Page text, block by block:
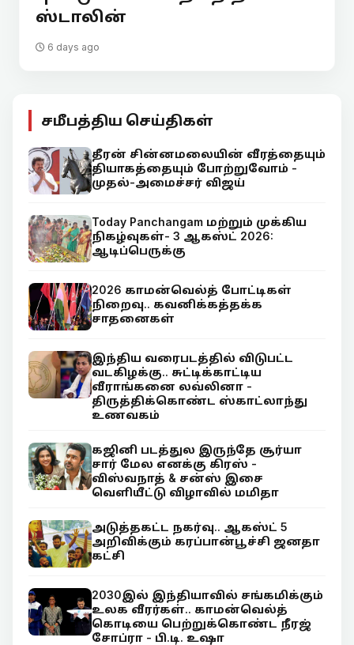
ஸ்டாலின்
6 days ago
சமீபத்திய செய்திகள்
தீரன் சின்னமலையின் வீரத்தையும்
தியாகத்தையும் போற்றுவோம் -
முதல்-அமைச்சர் விஜய்
Today Panchangam மற்றும் முக்கிய
நிகழ்வுகள்- 3 ஆகஸ்ட் 2026:
ஆடிப்பெருக்கு
2026 காமன்வெல்த் போட்டிகள்
நிறைவு.. கவனிக்கத்தக்க
சாதனைகள்
இந்திய வரைபடத்தில் விடுபட்ட
வடகிழக்கு.. சுட்டிக்காட்டிய
வீராங்கனை லவ்லினா -
திருத்திக்கொண்ட ஸ்காட்லாந்து
உணவகம்
கஜினி படத்துல இருந்தே சூர்யா
சார் மேல எனக்கு கிரஸ் -
விஸ்வநாத் & சன்ஸ் இசை
வெளியீட்டு விழாவில் மமிதா
அடுத்தகட்ட நகர்வு.. ஆகஸ்ட் 5
அறிவிக்கும் கரப்பான்பூச்சி ஜனதா
கட்சி
2030இல் இந்தியாவில் சங்கமிக்கும்
உலக வீரர்கள்.. காமன்வெல்த்
கொடியை பெற்றுக்கொண்ட நீரஜ்
சோப்ரா - பி.டி. உஷா